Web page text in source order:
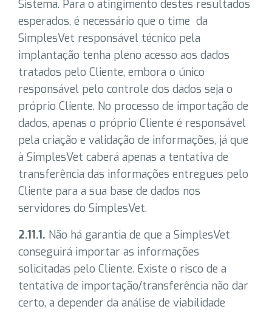
Sistema. Para o atingimento destes resultados
esperados, é necessário que o time da
SimplesVet responsável técnico pela
implantação tenha pleno acesso aos dados
tratados pelo Cliente, embora o único
responsável pelo controle dos dados seja o
próprio Cliente. No processo de importação de
dados, apenas o próprio Cliente é responsável
pela criação e validação de informações, já que
à SimplesVet caberá apenas a tentativa de
transferência das informações entregues pelo
Cliente para a sua base de dados nos
servidores do SimplesVet.
2.11.1. Não há garantia de que a SimplesVet
conseguirá importar as informações
solicitadas pelo Cliente. Existe o risco de a
tentativa de importação/transferência não dar
certo, a depender da análise de viabilidade